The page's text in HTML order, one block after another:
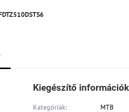
Kiegészítő információk
Kategóriák: MTB